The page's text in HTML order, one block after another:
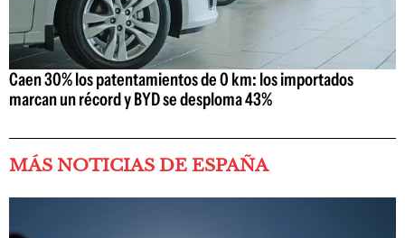
Caen 30% los patentamientos de 0 km: los importados
marcan un récord y BYD se desploma 43%
MÁS NOTICIAS DE ESPAÑA